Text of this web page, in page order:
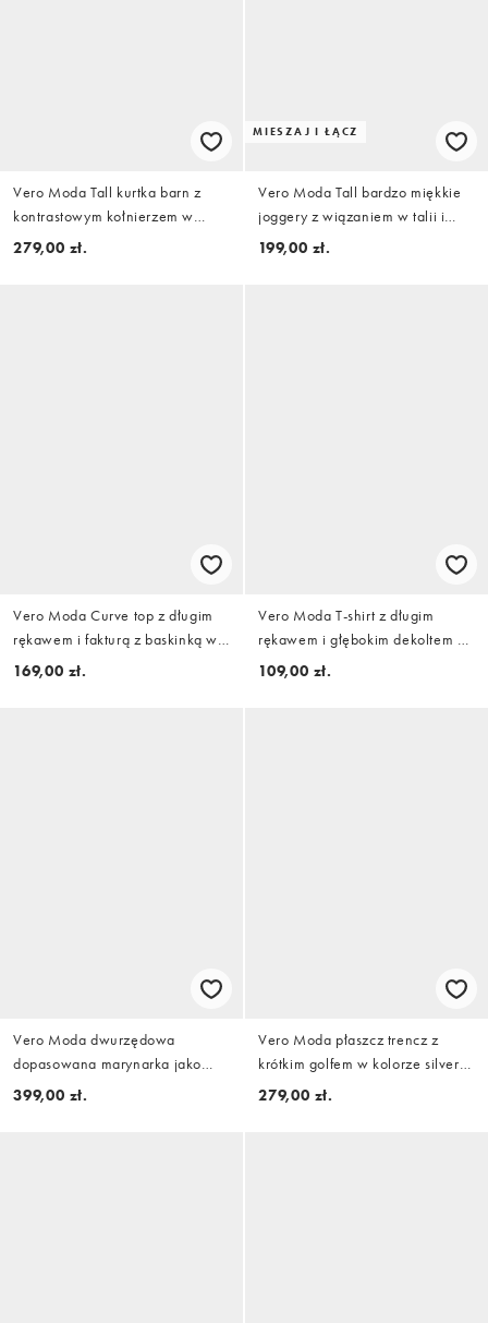
Vero Moda Tall kurtka barn z
kontrastowym kołnierzem w
kolorze oatmeal
279,00 zł.
MIESZAJ I ŁĄCZ
Vero Moda Tall bardzo miękkie
joggery z wiązaniem w talii i
szerokimi nogawkami w kolorze
199,00 zł.
Vero Moda Curve top z długim
rękawem i fakturą z baskinką w
czekoladowym brązie
169,00 zł.
Vero Moda T-shirt z długim
rękawem i głębokim dekoltem w
kształcie litery V w kolorze
109,00 zł.
Vero Moda dwurzędowa
dopasowana marynarka jako
część zestawu w kolorze
399,00 zł.
Vero Moda płaszcz trencz z
krótkim golfem w kolorze silver
mink
279,00 zł.